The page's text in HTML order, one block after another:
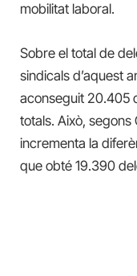
mobilitat laboral.
Sobre el total de
sindicals d’aquest
aconseguit 20.405
totals. Això, segons
incrementa la
que obté 19.390